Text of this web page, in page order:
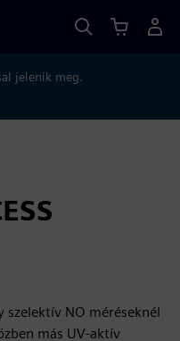
jelenik meg.
szelektív NO méréseknél
más UV-aktív